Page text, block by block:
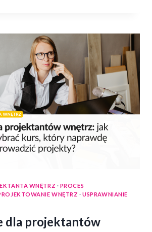
WNĘTRZ · PROCES
WNĘTRZ ·USPRAWNIANIE
dla projektantów